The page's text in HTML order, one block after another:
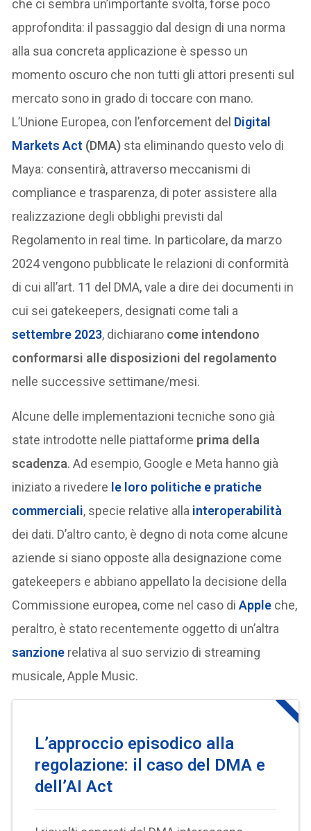
che ci sembra un’importante svolta, forse poco
approfondita: il passaggio dal design di una norma
alla sua concreta applicazione è spesso un
momento oscuro che non tutti gli attori presenti sul
mercato sono in grado di toccare con mano.
L’Unione Europea, con l’enforcement del Digital
Markets Act (DMA) sta eliminando questo velo di
Maya: consentirà, attraverso meccanismi di
compliance e trasparenza, di poter assistere alla
realizzazione degli obblighi previsti dal
Regolamento in real time. In particolare, da marzo
2024 vengono pubblicate le relazioni di conformità
di cui all’art. 11 del DMA, vale a dire dei documenti in
cui sei gatekeepers, designati come tali a
settembre 2023, dichiarano come intendono
conformarsi alle disposizioni del regolamento
nelle successive settimane/mesi.
Alcune delle implementazioni tecniche sono già
state introdotte nelle piattaforme prima della
scadenza. Ad esempio, Google e Meta hanno già
iniziato a rivedere le loro politiche e pratiche
commerciali, specie relative alla interoperabilità
dei dati. D’altro canto, è degno di nota come alcune
aziende si siano opposte alla designazione come
gatekeepers e abbiano appellato la decisione della
Commissione europea, come nel caso diApple che,
peraltro, è stato recentemente oggetto di un’altra
sanzione relativa al suo servizio di streaming
musicale, Apple Music.
L’approccio episodico alla
regolazione: il caso del DMA e
dell’AI Act